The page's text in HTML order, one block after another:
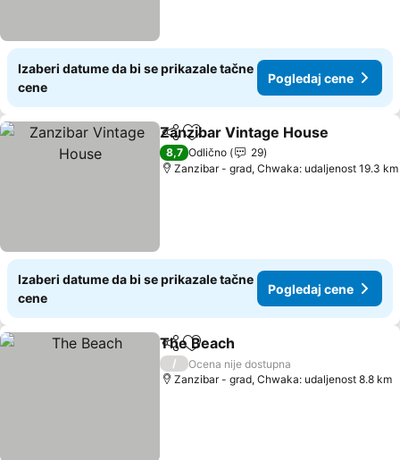
Izaberi datume da bi se prikazale tačne
cene
Pogledaj cene
Deli Dodati u favorite
Zanzibar Vintage House
8,7 Odlično
29
Zanzibar - grad, Chwaka: udaljenost 19.3 km
Izaberi datume da bi se prikazale tačne
cene
Pogledaj cene
Deli Dodati u favorite
The Beach
/
Ocena nije dostupna
Zanzibar - grad, Chwaka: udaljenost 8.8 km